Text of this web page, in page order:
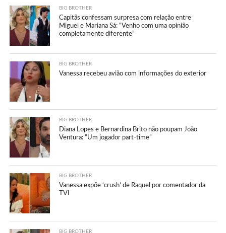
BIG BROTHER
Capitãs confessam surpresa com relação entre
Miguel e Mariana Sá: “Venho com uma opinião
completamente diferente”
BIG BROTHER
Vanessa recebeu avião com informações do exterior
BIG BROTHER
Diana Lopes e Bernardina Brito não poupam João
Ventura: “Um jogador part-time”
BIG BROTHER
Vanessa expõe ‘crush’ de Raquel por comentador da
TVI
BIG BROTHER